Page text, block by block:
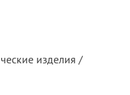
изделия /